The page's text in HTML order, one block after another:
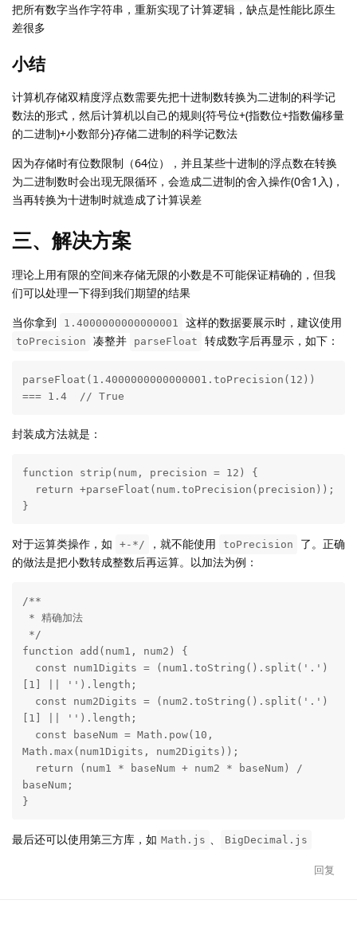
把所有数字当作字符串，重新实现了计算逻辑，缺点是性能比原生
差很多
小结
计算机存储双精度浮点数需要先把十进制数转换为二进制的科学记
数法的形式，然后计算机以自己的规则{符号位+(指数位+指数偏移量
的二进制)+小数部分}存储二进制的科学记数法
因为存储时有位数限制（64位），并且某些十进制的浮点数在转换
为二进制数时会出现无限循环，会造成二进制的舍入操作(0舍1入)，
当再转换为十进制时就造成了计算误差
三、解决方案
理论上用有限的空间来存储无限的小数是不可能保证精确的，但我
们可以处理一下得到我们期望的结果
当你拿到
1.4000000000000001 这样的数据要展示时，建议使用
toPrecision 凑整并 parseFloat 转成数字后再显示，如下：
parseFloat(1.4000000000000001.toPrecision(12))
=== 1.4  // True
封装成方法就是：
function strip(num, precision = 12) {
}
对于运算类操作，如 +-*/ ，就不能使用 toPrecision
了。正确
的做法是把小数转成整数后再运算。以加法为例：
/**
function add(num1, num2) {
[1] || '').length;
[1] || '').length;
Math.max(num1Digits, num2Digits));
baseNum;
}
最后还可以使用第三方库，如 Math.js 、 BigDecimal.js
回复